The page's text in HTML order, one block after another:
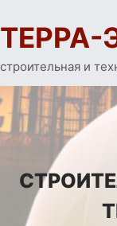
ТЕРРА-
строительная и